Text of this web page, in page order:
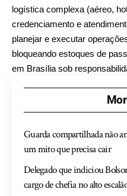
logística complexa (aéreo,
credenciamento e
planejar e executar
bloqueando estoques de
em Brasília sob
Guarda compartilhada não
um mito que precisa cair
Delegado que indiciou
cargo de chefia no alto